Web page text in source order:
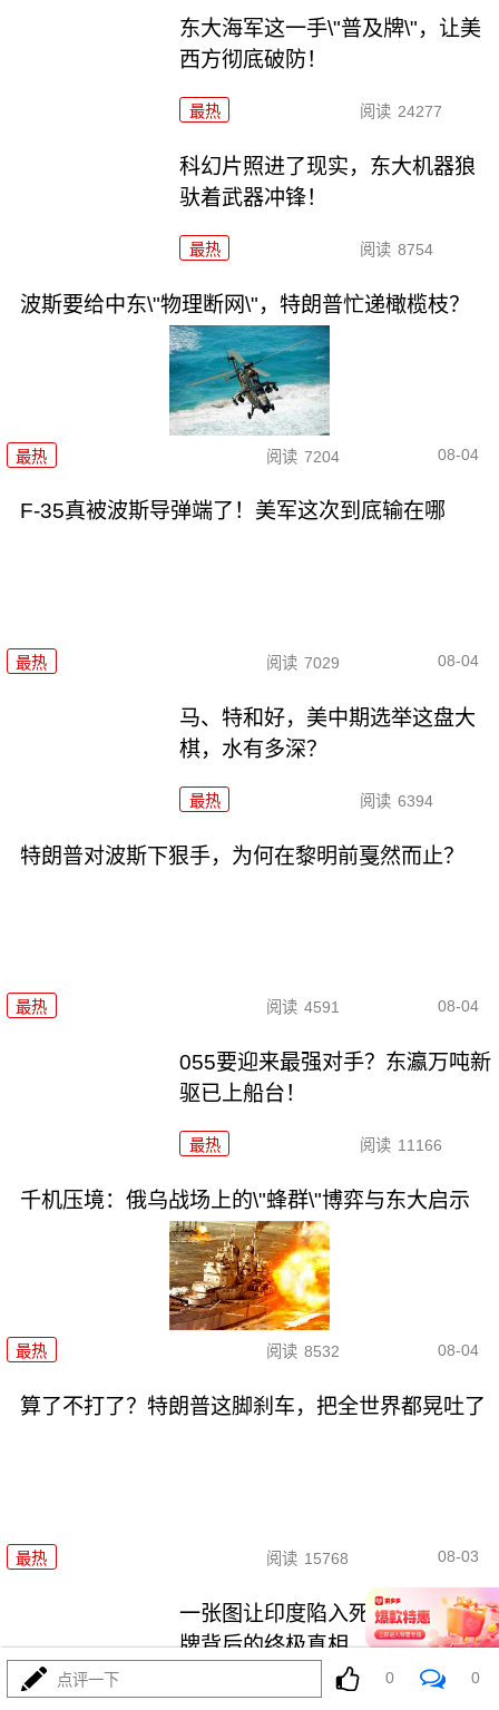
东大海军这一手\"普及牌\"，让美
西方彻底破防！
最热 阅读 24277
科幻片照进了现实，东大机器狼
驮着武器冲锋！
最热 阅读 8754
波斯要给中东\"物理断网\"，特朗普忙递橄榄枝？
最热 阅读 7204 08-04
F-35真被波斯导弹端了！美军这次到底输在哪
最热 阅读 7029 08-04
马、特和好，美中期选举这盘大
棋，水有多深？
最热 阅读 6394
特朗普对波斯下狠手，为何在黎明前戛然而止？
最热 阅读 4591 08-04
055要迎来最强对手？东瀛万吨新
驱已上船台！
最热 阅读 11166
千机压境：俄乌战场上的\"蜂群\"博弈与东大启示
最热 阅读 8532 08-04
算了不打了？特朗普这脚刹车，把全世界都晃吐了
最热 阅读 15768 08-03
一张图让印度陷入死寂，五枚金
牌背后的终极真相
最热
点评一下 0 0